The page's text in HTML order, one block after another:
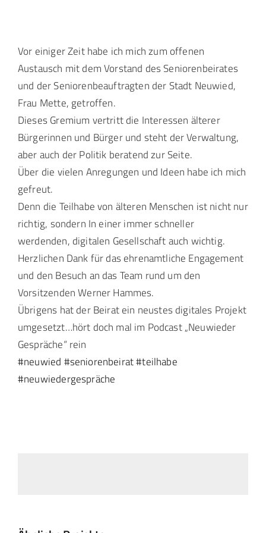
Events
Vor einiger Zeit habe ich mich zum offenen
Austausch mit dem Vorstand des Seniorenbeirates
und der Seniorenbeauftragten der Stadt Neuwied,
Frau Mette, getroffen.
Dieses Gremium vertritt die Interessen älterer
Bürgerinnen und Bürger und steht der Verwaltung,
aber auch der Politik beratend zur Seite.
Über die vielen Anregungen und Ideen habe ich mich
gefreut.
Denn die Teilhabe von älteren Menschen ist nicht nur
richtig, sondern In einer immer schneller
werdenden, digitalen Gesellschaft auch wichtig.
Herzlichen Dank für das ehrenamtliche Engagement
und den Besuch an das Team rund um den
Vorsitzenden Werner Hammes.
Übrigens hat der Beirat ein neustes digitales Projekt
umgesetzt…hört doch mal im Podcast „Neuwieder
Gespräche“ rein
#neuwied #seniorenbeirat#teilhabe
#neuwiedergespräche